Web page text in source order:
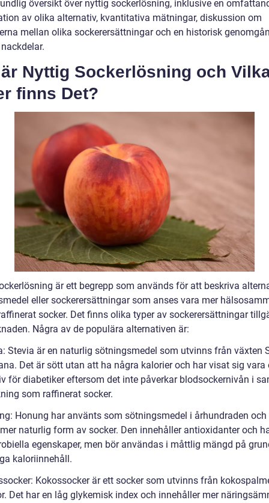
översikt över nyttig sockerlösning, inklusive en
av olika alternativ, kvantitativa mätningar, diskussion om
mellan olika sockerersättningar och en historisk
Nyttig Sockerlösning och
finns Det?
är ett begrepp som används för att beskriva
eller sockerersättningar som anses vara mer
socker. Det finns olika typer av sockerersättningar
Några av de populära alternativen är:
Stevia är en naturlig sötningsmedel som utvinns från växten
Det är sött utan att ha några kalorier och har visat sig vara
för diabetiker eftersom det inte påverkar blodsockernivån i
som raffinerat socker.
Honung har använts som sötningsmedel i århundraden och
naturlig form av socker. Den innehåller antioxidanter och
egenskaper, men bör användas i måttlig mängd på
kaloriinnehåll.
Kokossocker är ett socker som utvinns från
Det har en låg glykemisk index och innehåller mer